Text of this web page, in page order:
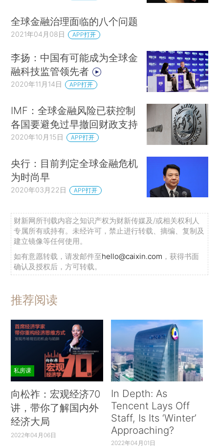
全球金融治理面临的八个问题
2021年04月08日 APP打开
李扬：中国有可能成为全球金
融科技监管领先者
2020年11月14日 APP打开
IMF：全球金融风险已获控制
各国要避免过早撤回财政支持
2020年10月15日 APP打开
央行：目前判定全球金融危机
为时尚早
2020年03月22日 APP打开
财新网所刊载内容之知识产权为财新传媒及/或相关权利人
专属所有或持有。未经许可，禁止进行转载、摘编、复制及
建立镜像等任何使用。
如有意愿转载，请发邮件至hello@caixin.com ，获得书面
确认及授权后，方可转载。
推荐阅读
私房课
向松祚：宏观经济70
讲，带你了解国内外
经济大局
2022年04月06日
In Depth: As
Tencent Lays Off
Staff, Is Its ‘Winter’
Approaching?
2022年04月01日